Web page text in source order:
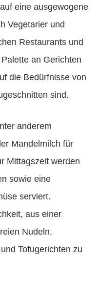
eine ausgewogene
Vegetarier und
Restaurants und
an Gerichten
die Bedürfnisse von
sind.
anderem
Mandelmilch für
Mittagszeit werden
sowie eine
serviert.
aus einer
Nudeln,
Tofugerichten zu